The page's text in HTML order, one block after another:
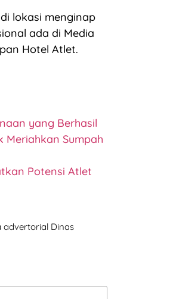
lokasi menginap
ada di Media
Hotel Atlet.
yang Berhasil
Meriahkan Sumpah
Potensi Atlet
advertorial Dinas